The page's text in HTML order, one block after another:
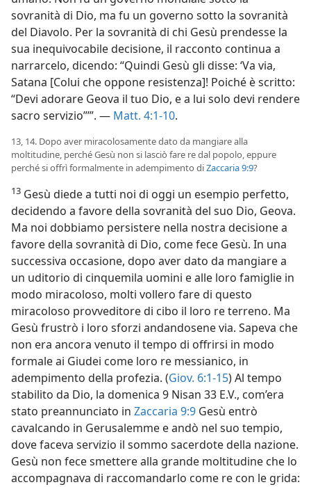
sovranità di Dio, ma fu un governo sotto la sovranità
del Diavolo. Per la sovranità di chi Gesù prendesse la
sua inequivocabile decisione, il racconto continua a
narrarcelo, dicendo: “Quindi Gesù gli disse: ‘Va via,
Satana [Colui che oppone resistenza]! Poiché è scritto:
“Devi adorare Geova il tuo Dio, e a lui solo devi rendere
sacro servizio”’”. — Matt. 4:1-10.
13, 14. Dopo aver miracolosamente dato da mangiare alla
moltitudine, perché Gesù non si lasciò fare re dal popolo, eppure
perché si offrì formalmente in adempimento diZaccaria 9:9?
13 Gesù diede a tutti noi di oggi un esempio perfetto,
decidendo a favore della sovranità del suo Dio, Geova.
Ma noi dobbiamo persistere nella nostra decisione a
favore della sovranità di Dio, come fece Gesù. In una
successiva occasione, dopo aver dato da mangiare a
un uditorio di cinquemila uomini e alle loro famiglie in
modo miracoloso, molti vollero fare di questo
miracoloso provveditore di cibo il loro re terreno. Ma
Gesù frustrò i loro sforzi andandosene via. Sapeva che
non era ancora venuto il tempo di offrirsi in modo
formale ai Giudei come loro re messianico, in
adempimento della profezia. (Giov. 6:1-15) Al tempo
stabilito da Dio, la domenica 9 Nisan 33 E.V., com’era
stato preannunciato in Zaccaria 9:9 Gesù entrò
cavalcando in Gerusalemme e andò nel suo tempio,
dove faceva servizio il sommo sacerdote della nazione.
Gesù non fece smettere alla grande moltitudine che lo
accompagnava di raccomandarlo come re con le grida: